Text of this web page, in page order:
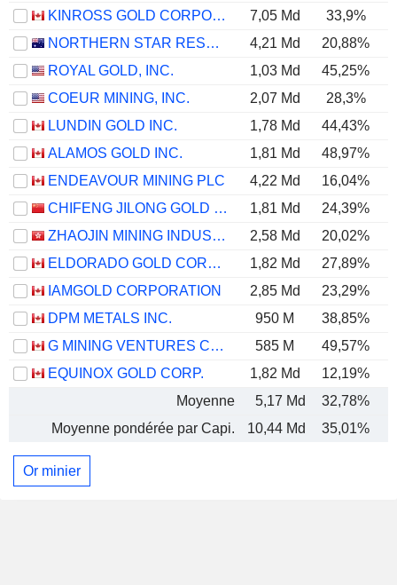
KINROSS GOLD CORPORATION
7,05 Md 33,9%
NORTHERN STAR RESOURCES LIMITED
4,21 Md 20,88%
ROYAL GOLD, INC.
1,03 Md 45,25%
COEUR MINING, INC.
2,07 Md 28,3%
LUNDIN GOLD INC.
1,78 Md 44,43%
ALAMOS GOLD INC.
1,81 Md 48,97%
ENDEAVOUR MINING PLC
4,22 Md 16,04%
CHIFENG JILONG GOLD MINING GROUP LIMITED
1,81 Md 24,39%
ZHAOJIN MINING INDUSTRY COMPANY LIMITED
2,58 Md 20,02%
ELDORADO GOLD CORPORATION
1,82 Md 27,89%
IAMGOLD CORPORATION
2,85 Md 23,29%
DPM METALS INC.
950 M 38,85%
G MINING VENTURES CORP.
585 M 49,57%
EQUINOX GOLD CORP.
1,82 Md 12,19%
Moyenne
5,17 Md 32,78%
Moyenne pondérée par Capi.
10,44 Md 35,01%
Or minier